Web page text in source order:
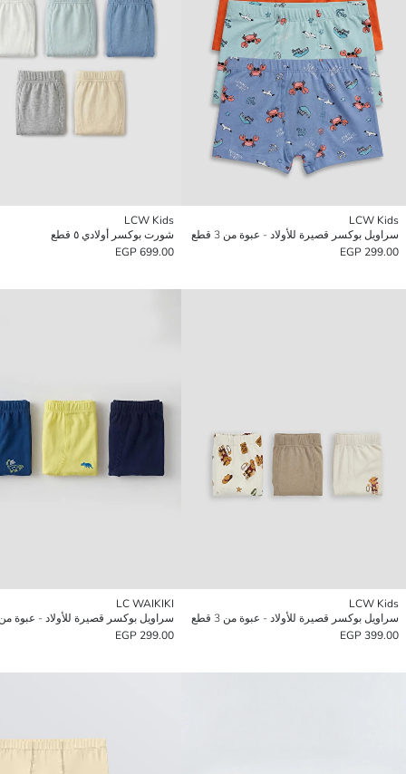
LCW Kids
سراويل بوكسر قصيرة للأولاد - عبوة من 3 قطع
299.00 EGP
LCW Kids
شورت بوكسر أولادي ٥ قطع
699.00 EGP
LCW Kids
سراويل بوكسر قصيرة للأولاد - عبوة من 3 قطع
399.00 EGP
LC WAIKIKI
سراويل بوكسر قصيرة للأولاد - عبوة من 3
299.00 EGP